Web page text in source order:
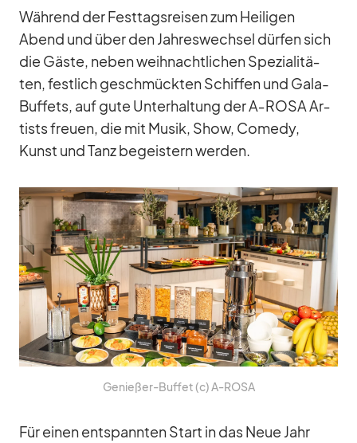
Wäh­rend der Fest­tags­rei­sen zum Hei­li­gen
Abend und über den Jah­res­wech­sel dür­fen sich
die Gäste, ne­ben weih­nacht­li­chen Spe­zia­li­tä­
ten, fest­lich ge­schmück­ten Schif­fen und Gala-
Buf­fets, auf gute Un­ter­hal­tung der A‑ROSA Ar­
tists freuen, die mit Mu­sik, Show, Co­medy,
Kunst und Tanz be­geis­tern wer­den.
Ge­nie­ßer-Buf­fet (c) A‑ROSA
Für ei­nen ent­spann­ten Start in das Neue Jahr